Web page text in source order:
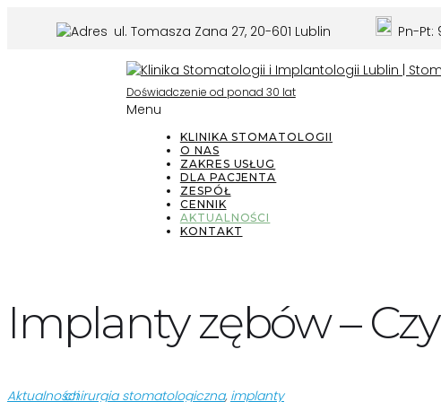
ul. Tomasza Zana 27, 20-601 Lublin Pn-Pt:
Doświadczenie od ponad 30 lat
Menu
KLINIKA STOMATOLOGII
O NAS
ZAKRES USŁUG
DLA PACJENTA
ZESPÓŁ
CENNIK
AKTUALNOŚCI
KONTAKT
Implanty zębów –
Aktualnościchirurgia stomatologiczna, implanty